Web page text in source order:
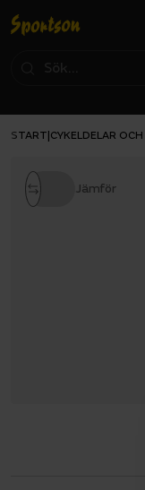
START CYKELDELAR
Jämför